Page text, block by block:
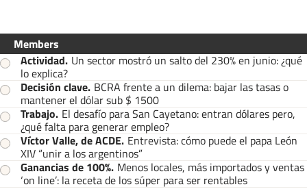
Members
Actividad. Un sector mostró un salto del 230% en junio: ¿qué
lo explica?
Decisión clave. BCRA frente a un dilema: bajar las tasas o
mantener el dólar sub $ 1500
Trabajo. El desafío para San Cayetano: entran dólares pero,
¿qué falta para generar empleo?
Víctor Valle, de ACDE. Entrevista: cómo puede el papa León
XIV “unir a los argentinos”
Ganancias de 100%. Menos locales, más importados y ventas
‘on line’: la receta de los súper para ser rentables